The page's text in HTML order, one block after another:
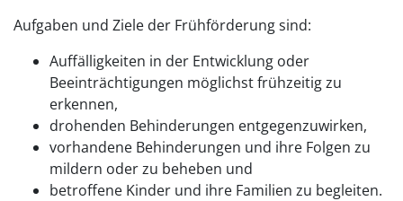
Aufgaben und Ziele der Frühförderung sind:
Auffälligkeiten in der Entwicklung oder
Beeinträchtigungen möglichst frühzeitig zu
erkennen,
drohenden Behinderungen entgegenzuwirken,
vorhandene Behinderungen und ihre Folgen zu
mildern oder zu beheben und
betroffene Kinder und ihre Familien zu begleiten.